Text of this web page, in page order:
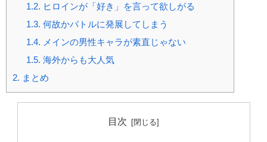
1.2. ヒロインが「好き」を言って欲しがる
1.3. 何故かバトルに発展してしまう
1.4. メインの男性キャラが素直じゃない
1.5. 海外からも大人気
2. まとめ
目次